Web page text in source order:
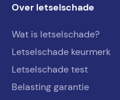
Over letselschade
Wat is letselschade?
Letselschade keurmerk
Letselschade test
Belasting garantie